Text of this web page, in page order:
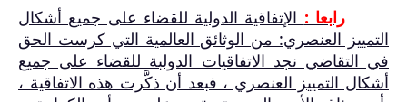
رابعا : الإتفاقية الدولية للقضاء على جميع أشكال
التمييز العنصري: من الوثائق العالمية التي كرست الحق
في التقاضي نجد الاتفاقيات الدولبة للقضاء على جميع
أشكال التمييز العنصري ، فبعد أن ذكَّرت هذه الاتفاقية ،